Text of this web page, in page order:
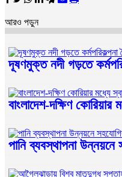
আরও পড়ুন
দূষণমুক্ত নদী গড়তে
বাংলাদেশ-দক্ষিণ
পানি ব্যবস্থাপনা